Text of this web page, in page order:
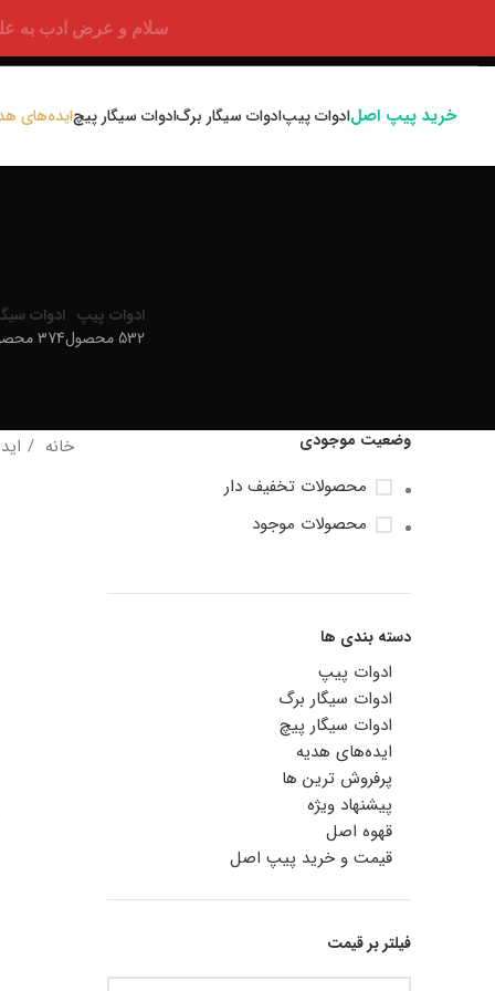
سلام و عرض ادب به علت
خرید پیپ اصلادوات پیپادوات سیگار برگادوات سیگار پیچایده‌های
ادوات پیپ
532 محصول
ادوات
374 محصول
وضعیت موجودی
محصولات تخفیف دار
محصولات موجود
دسته بندی ها
ادوات پیپ
ادوات سیگار برگ
ادوات سیگار پیچ
ایده‌های هدیه
پرفروش ترین ها
پیشنهاد ویژه
قهوه اصل
قیمت و خرید پیپ اصل
فیلتر بر قیمت
خانه